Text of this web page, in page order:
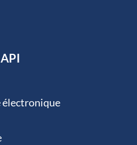
électronique